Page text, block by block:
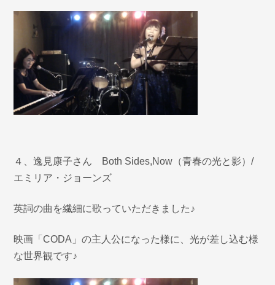
４、逸見康子さん Both Sides,Now（青春の光と影）/
エミリア・ジョーンズ
英詞の曲を繊細に歌っていただきました♪
映画「CODA」の主人公になった様に、光が差し込む様
な世界観です♪